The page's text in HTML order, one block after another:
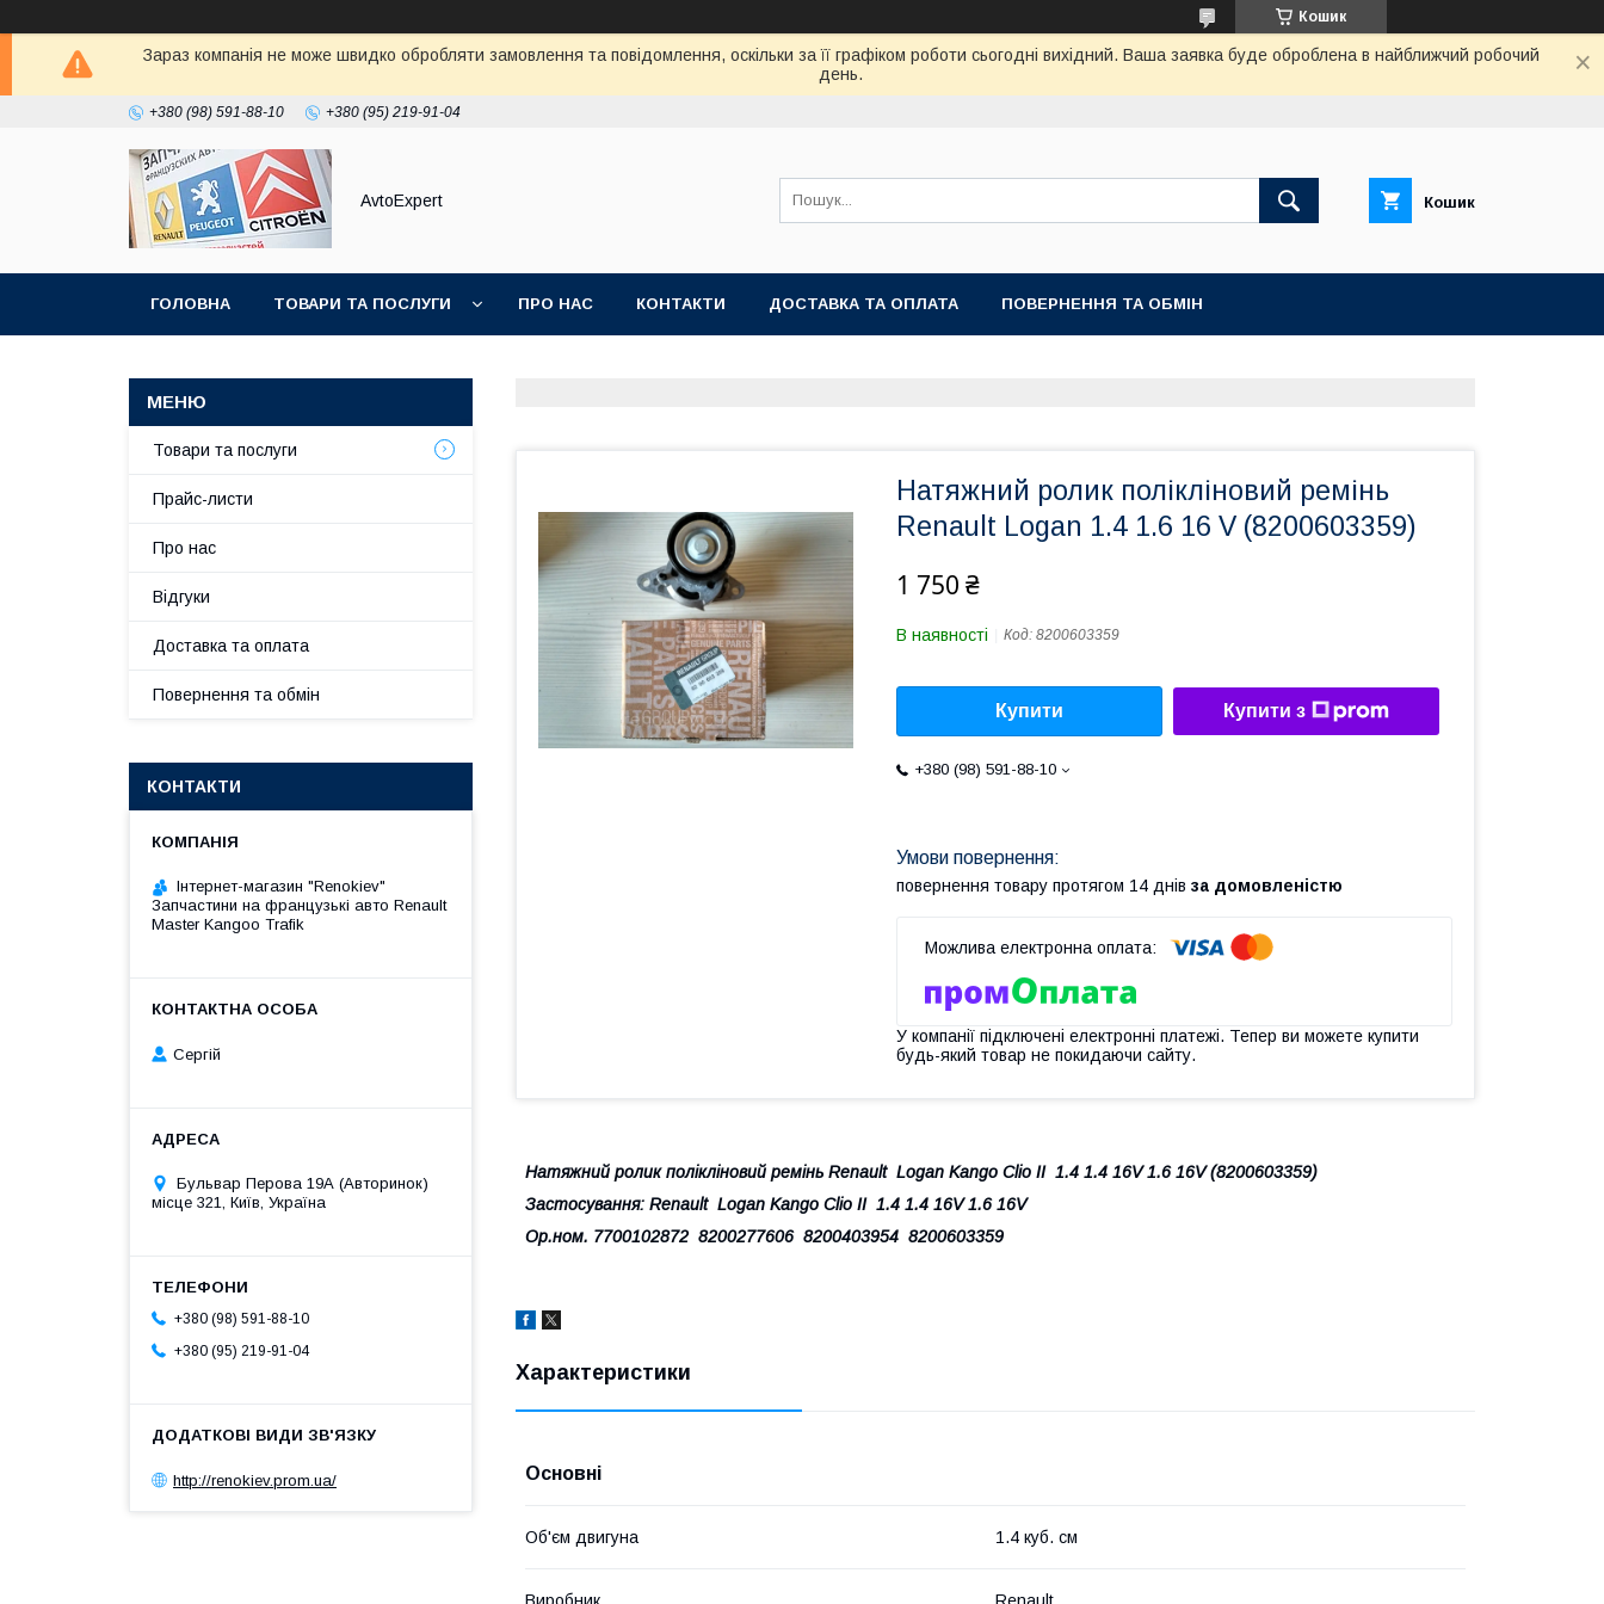
Кошик
Зараз компанія не може швидко обробляти замовлення та повідомлення, оскільки за її графіком роботи сьогодні вихідний. Ваша заявка буде оброблена в найближчий робочий
день.
+380 (98) 591-88-10 +380 (95) 219-91-04
AvtoExpert Кошик
ГОЛОВНА ТОВАРИ ТА ПОСЛУГИ ПРО НАС КОНТАКТИ ДОСТАВКА ТА ОПЛАТА ПОВЕРНЕННЯ ТА ОБМІН
Натяжний ролик полікліновий ремінь
Renault Logan 1.4 1.6 16 V (8200603359)
1 750 ₴
В наявності Код: 8200603359
Купити Купити з
+380 (98) 591-88-10
повернення товару протягом 14 днів за домовленістю
У компанії підключені електронні платежі. Тепер ви можете купити
будь-який товар не покидаючи сайту.
Натяжний ролик полікліновий ремінь Renault Logan Kango Clio II 1.4 1.4 16V 1.6 16V (8200603359)
Застосування: Renault Logan Kango Clio II 1.4 1.4 16V 1.6 16V
Ор.ном. 7700102872 8200277606 8200403954 8200603359
Характеристики
Основні
Об'єм двигуна 1.4 куб. см
Виробник Renault
Товари та послуги
Прайс-листи
Про нас
Відгуки
Доставка та оплата
Повернення та обмін
КОНТАКТИ
Інтернет-магазин "Renokiev"
Запчастини на французькі авто Renault
Master Kangoo Trafik
Сергій
Бульвар Перова 19А (Авторинок)
місце 321, Київ, Україна
+380 (98) 591-88-10
+380 (95) 219-91-04
http://renokiev.prom.ua/